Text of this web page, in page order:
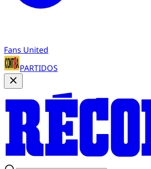
Fans United
PARTIDOS